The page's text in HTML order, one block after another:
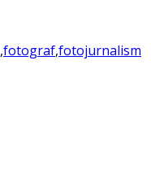
,fotograf,fotojurnalism